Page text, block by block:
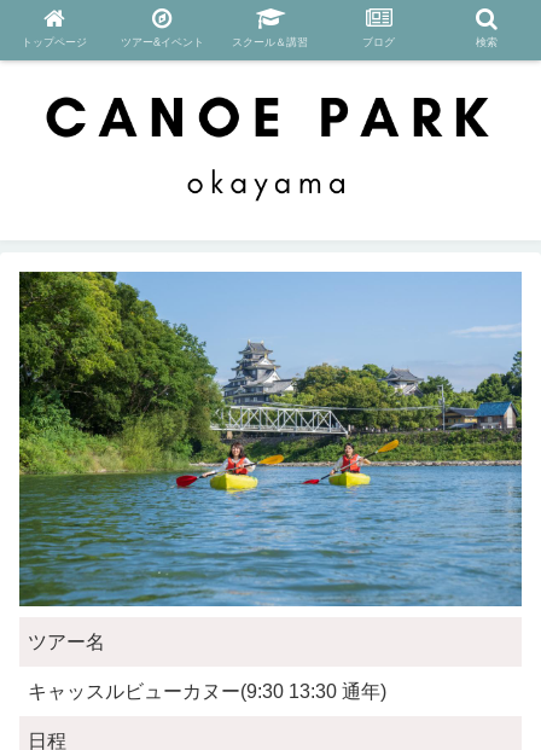
ツアー名
キャッスルビューカヌー(9:30 13:30 通年)
日程
トップページ ツアー&イベント スクール＆講習 ブログ 検索